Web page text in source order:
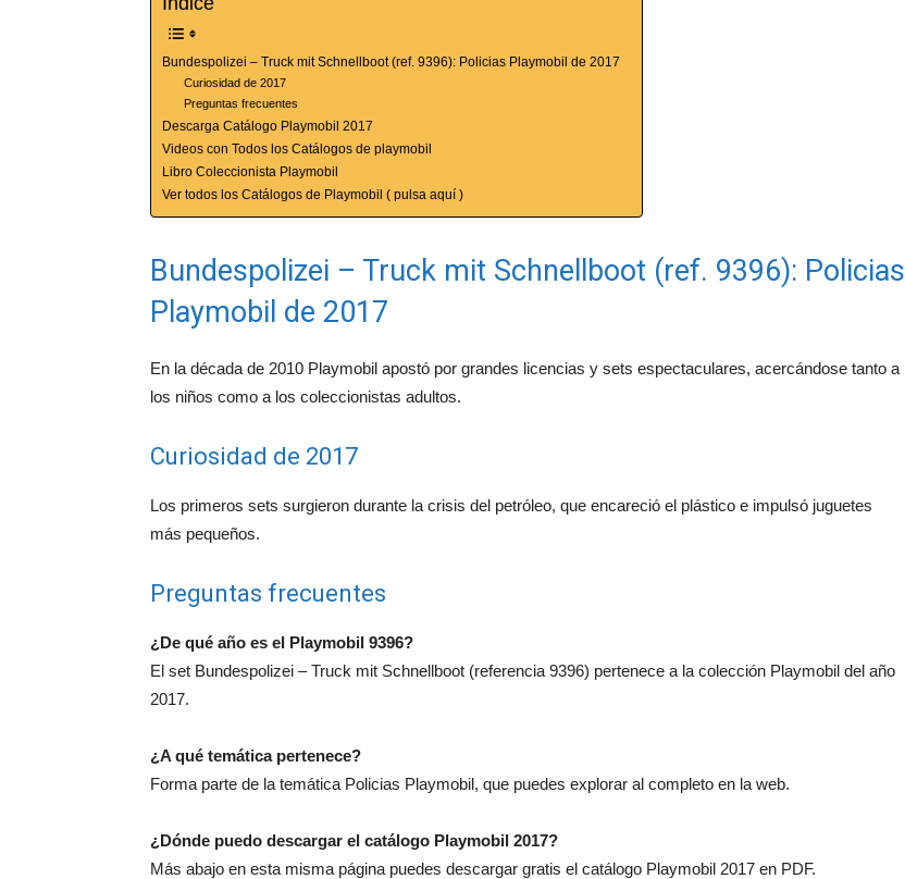
Bundespolizei – Truck mit Schnellboot (ref. 9396): Policias Playmobil de 2017
Curiosidad de 2017
Preguntas frecuentes
Descarga Catálogo Playmobil 2017
Videos con Todos los Catálogos de playmobil
Libro Coleccionista Playmobil
Ver todos los Catálogos de Playmobil ( pulsa aquí )
Bundespolizei – Truck mit Schnellboot (ref. 9396): Policias
Playmobil de 2017
En la década de 2010 Playmobil apostó por grandes licencias y sets espectaculares, acercándose tanto a
los niños como a los coleccionistas adultos.
Curiosidad de 2017
Los primeros sets surgieron durante la crisis del petróleo, que encareció el plástico e impulsó juguetes
más pequeños.
Preguntas frecuentes
¿De qué año es el Playmobil 9396?
El set Bundespolizei – Truck mit Schnellboot (referencia 9396) pertenece a la colección Playmobil del año
2017.
¿A qué temática pertenece?
Forma parte de la temática Policias Playmobil, que puedes explorar al completo en la web.
¿Dónde puedo descargar el catálogo Playmobil 2017?
Más abajo en esta misma página puedes descargar gratis el catálogo Playmobil 2017 en PDF.